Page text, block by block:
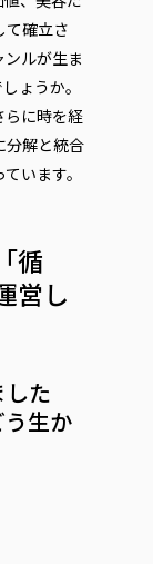
て確立さ
ルが生ま
ょうか。
らに時を経
分解と統合
います。
循
営し
した
生か